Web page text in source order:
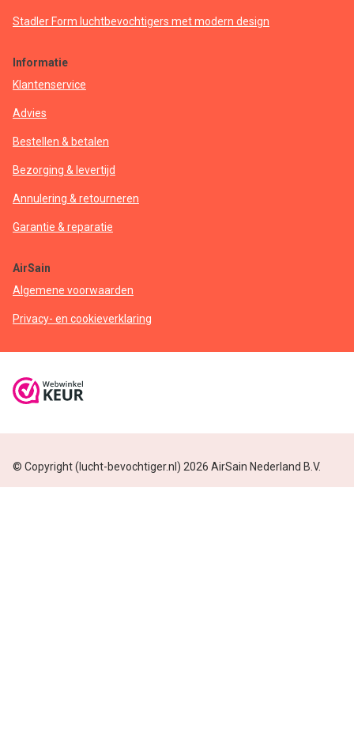
Stadler Form luchtbevochtigers met modern design
Informatie
Klantenservice
Advies
Bestellen & betalen
Bezorging & levertijd
Annulering & retourneren
Garantie & reparatie
AirSain
Algemene voorwaarden
Privacy- en cookieverklaring
© Copyright (lucht-bevochtiger.nl) 2026 AirSain Nederland B.V.